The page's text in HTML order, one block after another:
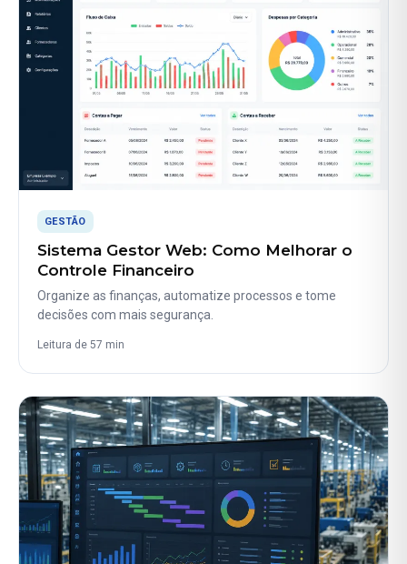
GESTÃO
Sistema Gestor Web: Como Melhorar o
Controle Financeiro
Organize as finanças, automatize processos e tome
decisões com mais segurança.
Leitura de 57 min